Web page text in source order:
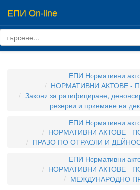
ЕПИ On-line
ЕПИ Нормативни
НОРМАТИВНИ АКТОВЕ -
Закони за ратифициране,
резерви и приемане на
ЕПИ Нормативни
НОРМАТИВНИ АКТОВЕ -
ПРАВО ПО ОТРАСЛИ И
ЕПИ Нормативни
НОРМАТИВНИ АКТОВЕ -
МЕЖДУНАРОДНО